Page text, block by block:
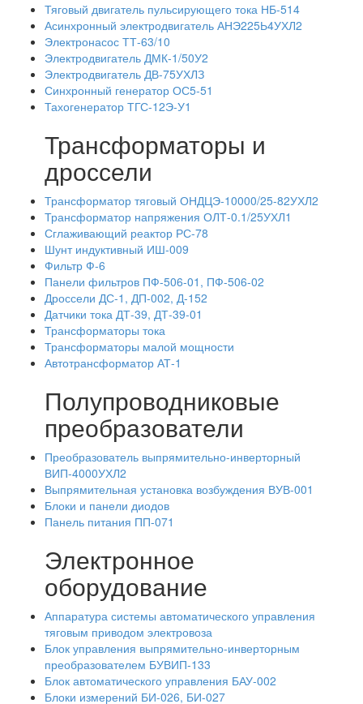
Тяговый двигатель пульсирующего тока НБ-514
Асинхронный электродвигатель АНЭ225Ь4УХЛ2
Электронасос ТТ-63/10
Электродвигатель ДМК-1/50У2
Электродвигатель ДВ-75УХЛЗ
Синхронный генератор ОС5-51
Тахогенератор ТГС-12Э-У1
Трансформаторы и
дроссели
Трансформатор тяговый ОНДЦЭ-10000/25-82УХЛ2
Трансформатор напряжения ОЛТ-0.1/25УХЛ1
Сглаживающий реактор РС-78
Шунт индуктивный ИШ-009
Фильтр Ф-6
Панели фильтров ПФ-506-01, ПФ-506-02
Дроссели ДС-1, ДП-002, Д-152
Датчики тока ДТ-39, ДТ-39-01
Трансформаторы тока
Трансформаторы малой мощности
Автотрансформатор АТ-1
Полупроводниковые
преобразователи
Преобразователь выпрямительно-инверторный
ВИП-4000УХЛ2
Выпрямительная установка возбуждения ВУВ-001
Блоки и панели диодов
Панель питания ПП-071
Электронное
оборудование
Аппаратура системы автоматического управления
тяговым приводом электровоза
Блок управления выпрямительно-инверторным
преобразователем БУВИП-133
Блок автоматического управления БАУ-002
Блоки измерений БИ-026, БИ-027